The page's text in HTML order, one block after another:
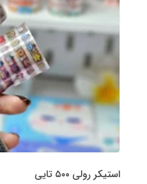
استیکر رولی ۵۰۰ تایی